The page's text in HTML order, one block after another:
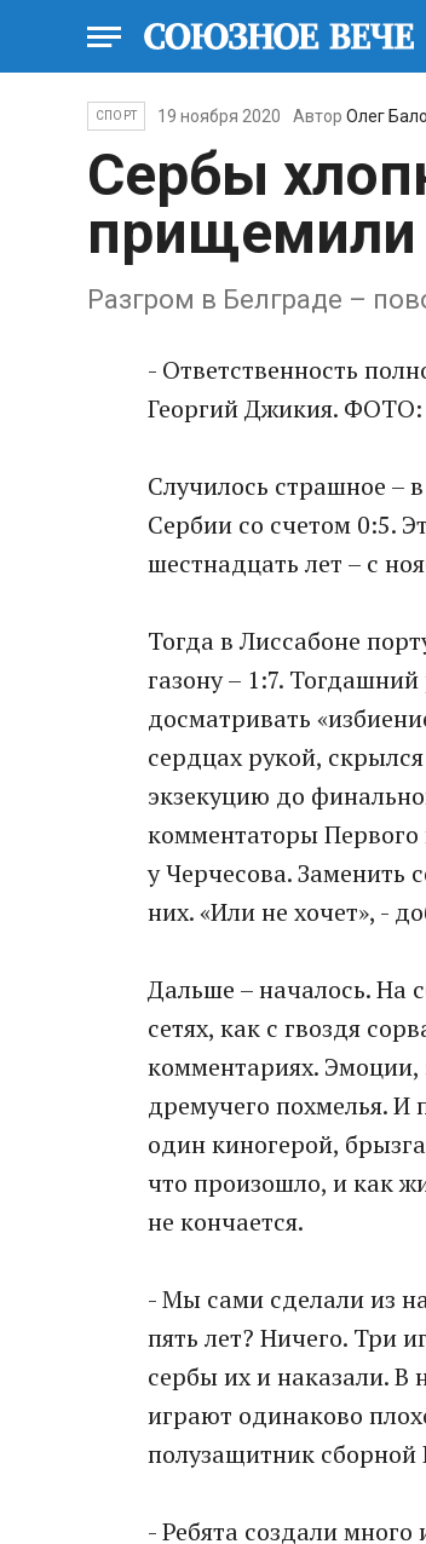
СПОРТ 19 ноября 2020 Автор Олег
Сербы
прищемили
Разгром в Белграде –
- Ответственность
Георгий Джикия. ФОТО:
Случилось страшное –
Сербии со счетом 0:5.
шестнадцать лет – с
Тогда в Лиссабоне
газону – 1:7.
досматривать
сердцах рукой,
экзекуцию до
комментаторы Первого
у Черчесова. Заменить
них. «Или не хочет», -
Дальше – началось. На
сетях, как с гвоздя
комментариях. Эмоции,
дремучего похмелья. И
один киногерой,
что произошло, и как
не кончается.
- Мы сами сделали из
пять лет? Ничего. Три
сербы их и наказали. В
играют одинаково
полузащитник
- Ребята создали